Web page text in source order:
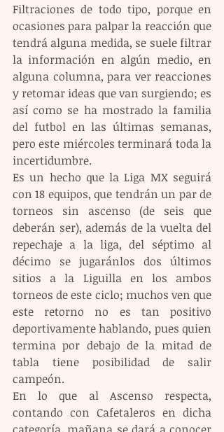
Filtraciones de todo tipo, porque en
ocasiones para palpar la reacción que
tendrá alguna medida, se suele filtrar
la información en algún medio, en
alguna columna, para ver reacciones
y retomar ideas que van surgiendo; es
así como se ha mostrado la familia
del futbol en las últimas semanas,
pero este miércoles terminará toda la
incertidumbre.
Es un hecho que la Liga MX seguirá
con 18 equipos, que tendrán un par de
torneos sin ascenso (de seis que
deberán ser), además de la vuelta del
repechaje a la liga, del séptimo al
décimo se jugaránlos dos últimos
sitios a la Liguilla en los ambos
torneos de este ciclo; muchos ven que
este retorno no es tan positivo
deportivamente hablando, pues quien
termina por debajo de la mitad de
tabla tiene posibilidad de salir
campeón.
En lo que al Ascenso respecta,
contando con Cafetaleros en dicha